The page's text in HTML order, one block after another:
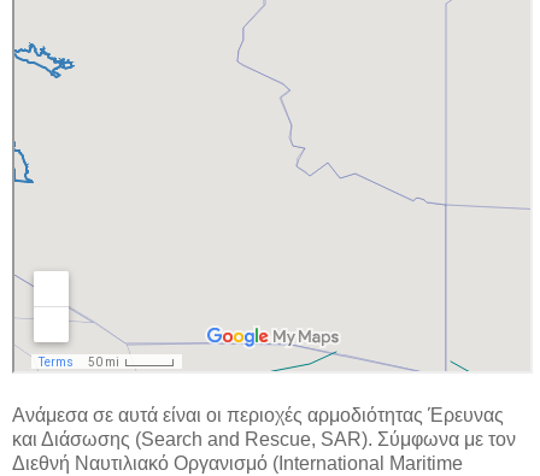
Ανάμεσα σε αυτά είναι οι περιοχές αρμοδιότητας Έρευνας
και Διάσωσης (Search and Rescue, SAR). Σύμφωνα με τον
Διεθνή Ναυτιλιακό Οργανισμό (International Maritime